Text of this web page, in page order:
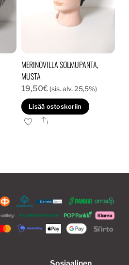
MERINOVILLA SOLMUPANTA,
MUSTA
19,50€ (sis. alv. 25,5%)
Lisää ostoskoriin
Ale